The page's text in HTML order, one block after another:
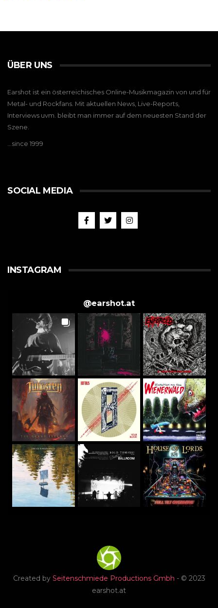
ÜBER UNS
Earshot ist ein österreichisches Online-Musikmagazin von und für
Metal- und Rockfans. Mit aktuellen News, Live-Reports,
Interviews uvm. bleibt man immer auf dem neuesten Stand der
Szene.
…since 1999
SOCIAL MEDIA
INSTAGRAM
@earshot.at
Created by Seitenschmiede Productions Gmbh - © 2023
earshot.at